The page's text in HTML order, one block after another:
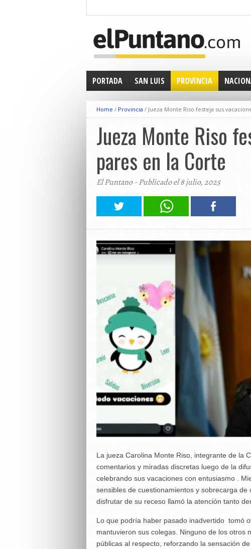
PORTADA SAN LUIS PROVINCIA
Home / Provincia / Jueza Monte Riso festeja sus
Jueza Monte Riso
pares en la Corte
El Puntano - Publicado el 8 julio, 2025
La jueza Carolina Monte Riso, integrante de la
comentarios y miradas discretas luego de la
celebrando sus vacaciones con entusiasmo .
sensibles de cuestionamientos y sobrecarga
disfrutar de su receso llamó la atención tanto
Lo que podría haber pasado inadvertido tomó
mantuvieron sus colegas. Ninguno de los otros
públicas al respecto, reforzando la sensación